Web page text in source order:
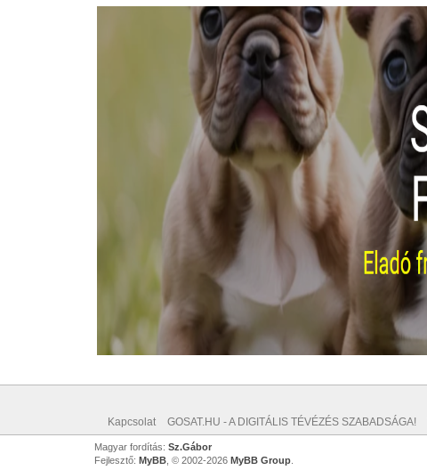
Kapcsolat GOSAT.HU - A DIGITÁLIS TÉVÉZÉS SZABADSÁGA!
Magyar fordítás: Sz.Gábor
Fejlesztő: MyBB, © 2002-2026 MyBB Group.